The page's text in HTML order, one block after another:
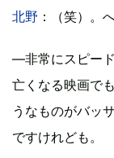
北野 ：（笑）。
―非常にスピー
亡くなる映画で
うなものがバッ
ですけれども。